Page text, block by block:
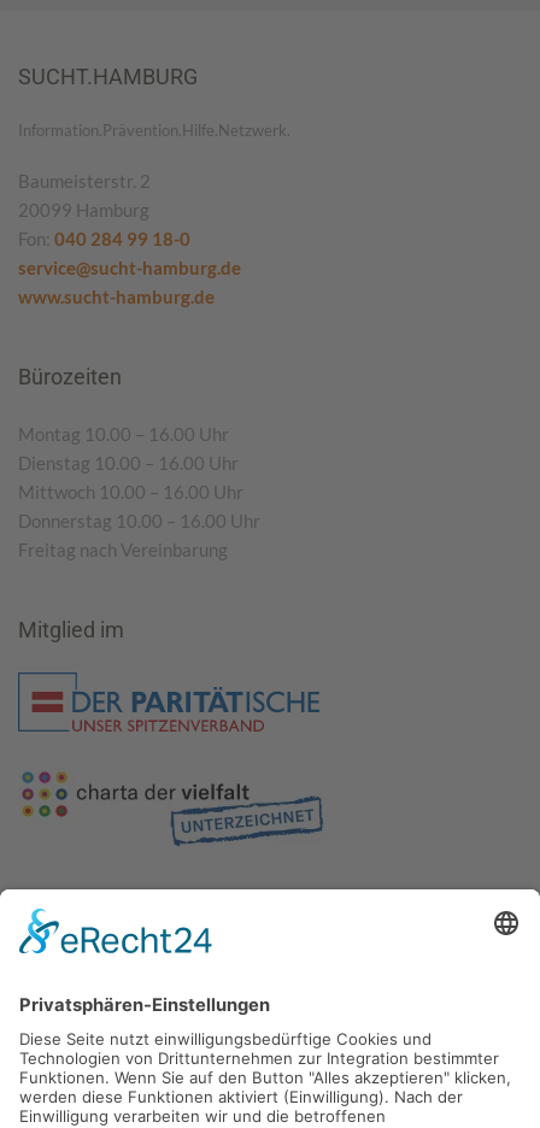
SUCHT.HAMBURG
Information.Prävention.Hilfe.Netzwerk.
Baumeisterstr. 2
20099 Hamburg
Fon: 040 284 99 18-0
service@sucht-hamburg.de
www.sucht-hamburg.de
Bürozeiten
Montag 10.00 – 16.00 Uhr
Dienstag 10.00 – 16.00 Uhr
Mittwoch 10.00 – 16.00 Uhr
Donnerstag 10.00 – 16.00 Uhr
Freitag nach Vereinbarung
Mitglied im
Gefördert durch die